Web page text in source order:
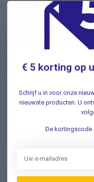
Vragen? Wij
✔ Snelle antwoorden op
contact met onze
Nieuwsbrief
Schrijf u in voor onze
nieuwe aanbiedingen
€ 5 korting op
Schrijf u in voor onze
nieuwste producten. U
De kortingscode